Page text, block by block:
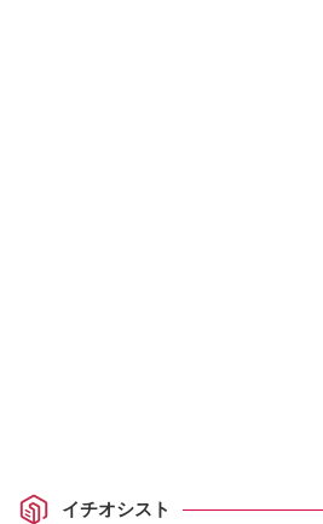
イチオシスト